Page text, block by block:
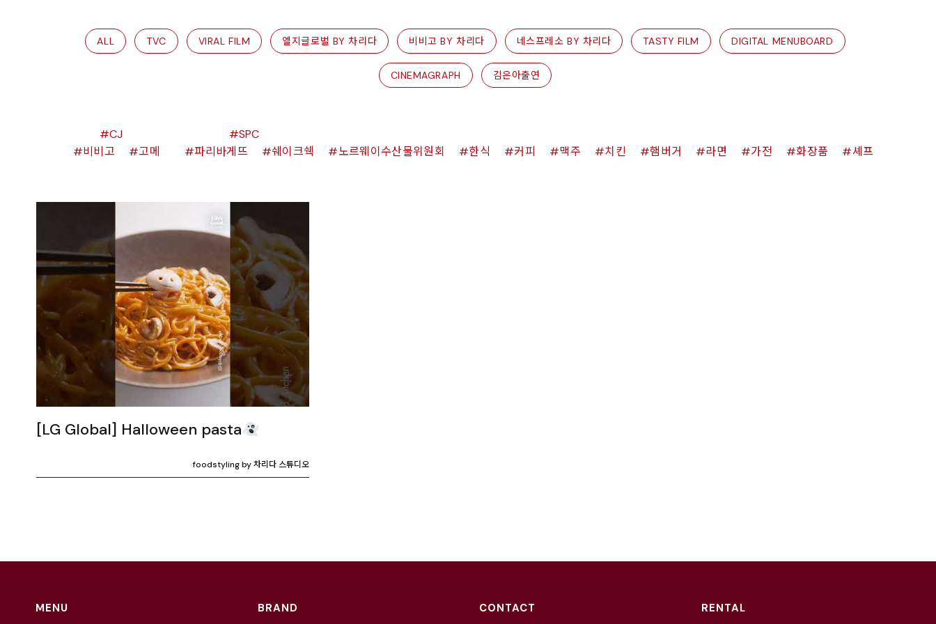
ALL TVC VIRAL FILM 엘지글로벌 BY 차리다 비비고 BY 차리다 네스프레소 BY 차리다 TASTY FILM DIGITAL MENUBOARD
CINEMAGRAPH 김은아출연
CJ
비비고
고메
SPC
파리바게뜨
쉐이크쉑 노르웨이수산물위원회 한식 커피 맥주 치킨 햄버거 라면 가전 화장품 셰프
[LG Global] Halloween pasta
foodstyling by 차리다 스튜디오
MENU BRAND CONTACT RENTAL